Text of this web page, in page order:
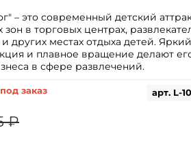
арт. L-
заказ
₽
– это современный детский
в торговых центрах,
других местах отдыха детей. Яркий
и плавное вращение делают
в сфере развлечений.